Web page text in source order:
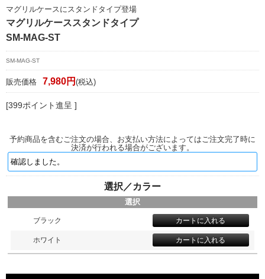
マグリルケースにスタンドタイプ登場
マグリルケーススタンドタイプ
SM-MAG-ST
SM-MAG-ST
販売価格 7,980円 (税込)
[399ポイント進呈 ]
予約商品を含むご注文の場合、お支払い方法によってはご注文完了時に
決済が行われる場合がございます。
選択／カラー
選択
ブラック
ホワイト